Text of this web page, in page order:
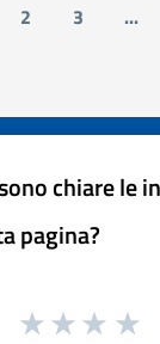
2 3 ...
chiare le
pagina?